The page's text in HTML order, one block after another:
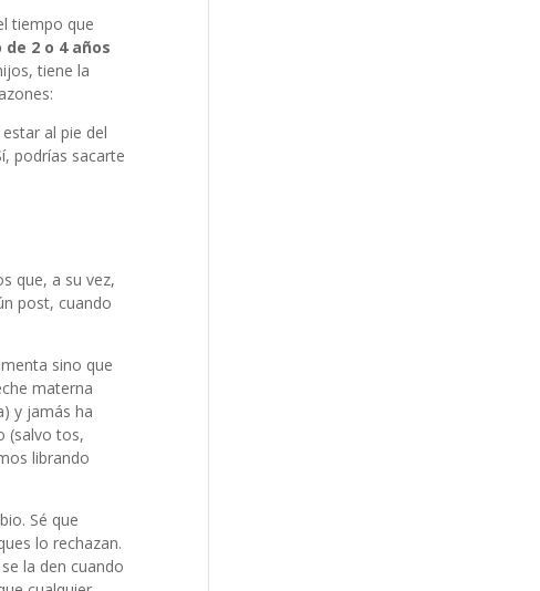
tiempo que
2 o 4 años
tiene la
al pie del
podrías sacarte
que, a su vez,
post, cuando
sino que
materna
) y jamás ha
(salvo tos,
librando
Sé que
lo rechazan.
la den cuando